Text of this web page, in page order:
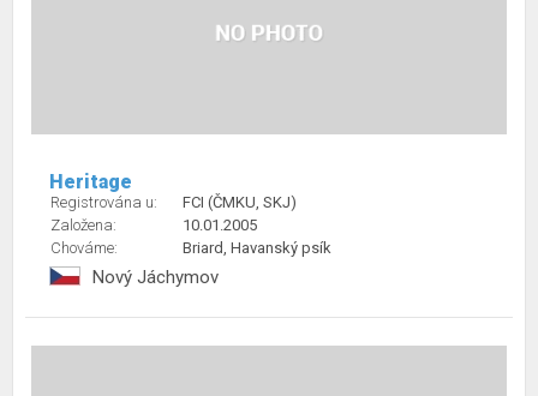
Heritage
Registrována u:
FCI (ČMKU, SKJ)
Založena:
10.01.2005
Chováme:
Briard, Havanský psík
Nový Jáchymov